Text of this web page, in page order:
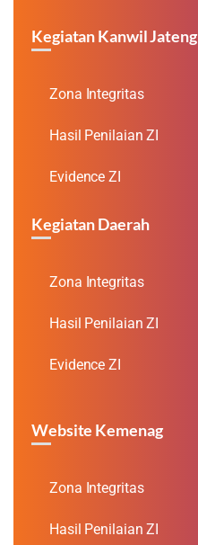
Kegiatan Kanwil Jateng
Zona Integritas
Hasil Penilaian ZI
Evidence ZI
Kegiatan Daerah
Zona Integritas
Hasil Penilaian ZI
Evidence ZI
Website Kemenag
Zona Integritas
Hasil Penilaian ZI